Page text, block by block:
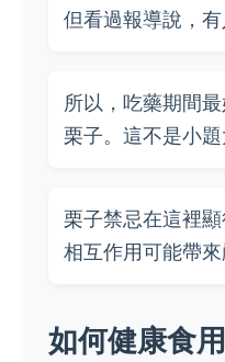
但看過報導說，有
所以，吃藥期間
栗子。這不是小題
栗子禁忌在這裡
相互作用可能帶來
如何健康食